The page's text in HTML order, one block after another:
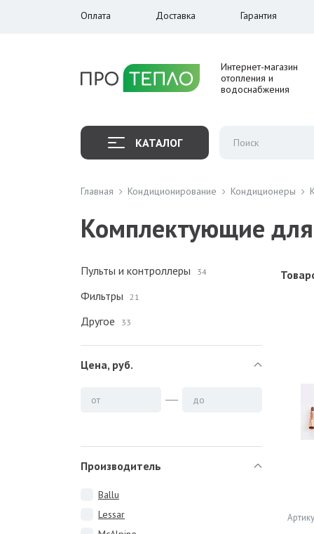
Оплата Доставка Гарантия
Интернет-магазин
отопления и
водоснабжения
КАТАЛОГ
Главная Кондиционирование Кондиционеры
Комплектующие
Пульты и контроллеры 34
Фильтры 21
Другое 33
Цена, руб.
от до
Производитель
Ballu
Lessar